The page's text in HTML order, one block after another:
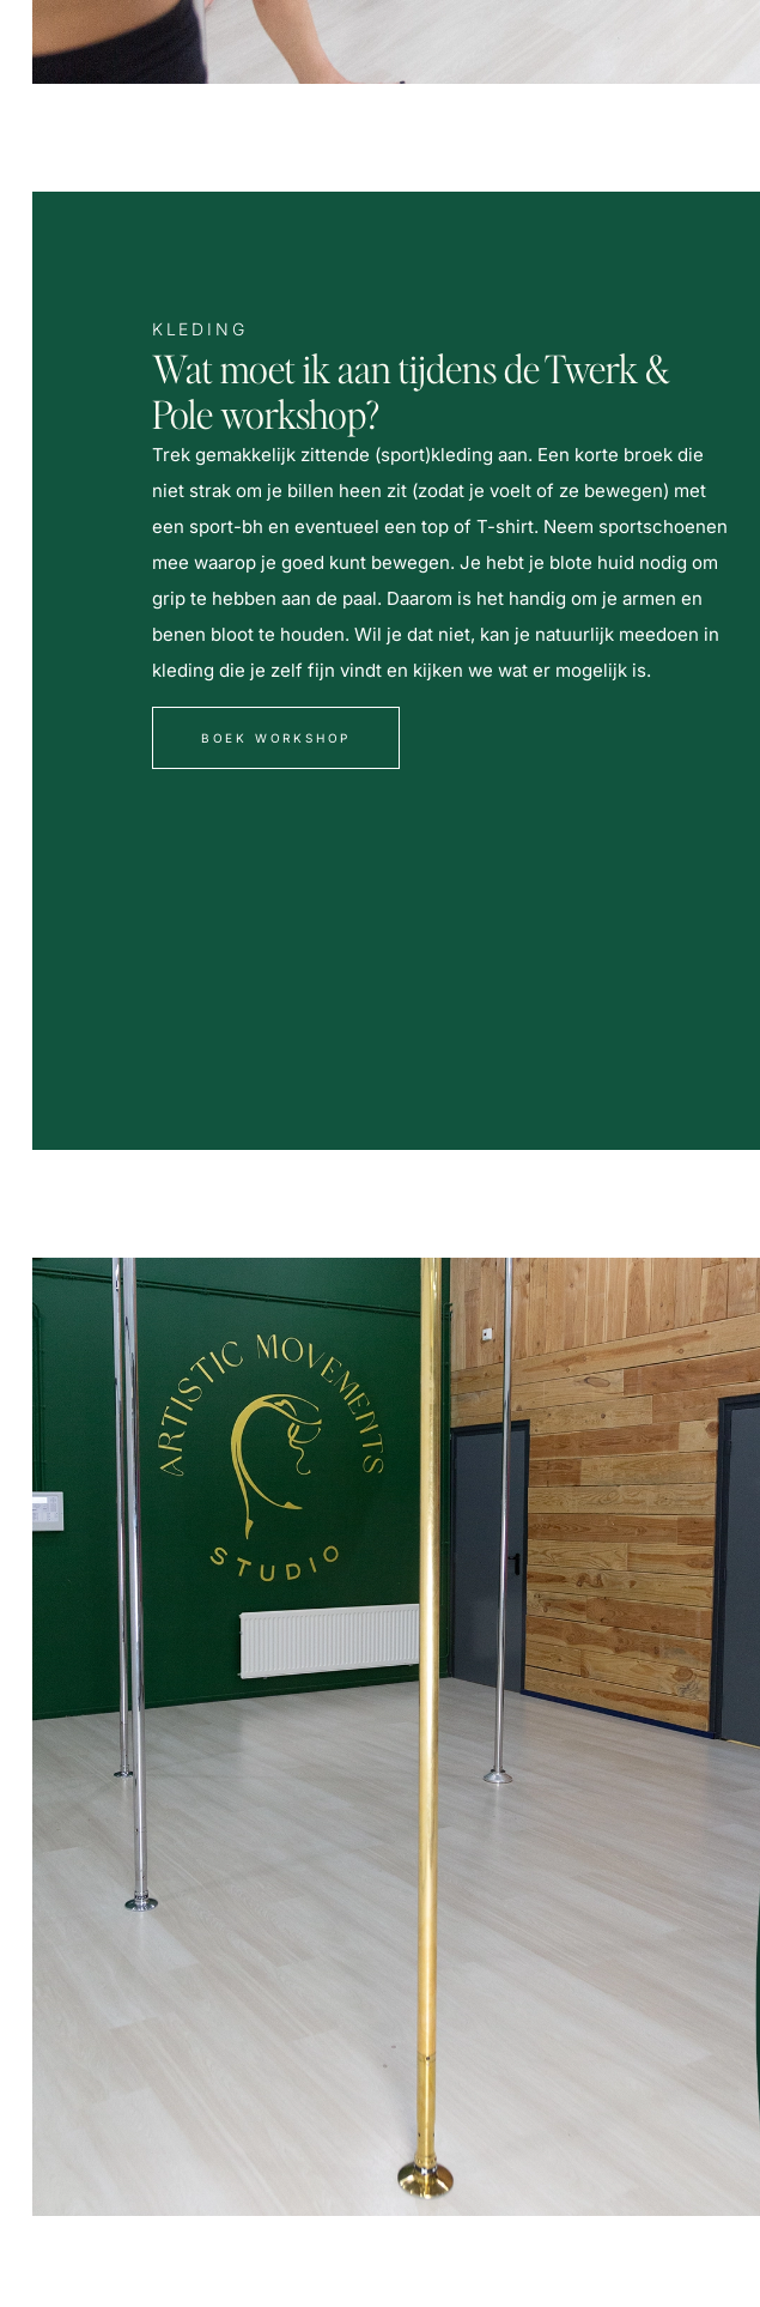
KLEDING
Wat moet ik aan tijdens de Twerk &
Pole workshop?
Trek gemakkelijk zittende (sport)kleding aan. Een korte broek die
niet strak om je billen heen zit (zodat je voelt of ze bewegen) met
een sport-bh en eventueel een top of T-shirt. Neem sportschoenen
mee waarop je goed kunt bewegen. Je hebt je blote huid nodig om
grip te hebben aan de paal. Daarom is het handig om je armen en
benen bloot te houden. Wil je dat niet, kan je natuurlijk meedoen in
kleding die je zelf fijn vindt en kijken we wat er mogelijk is.
BOEK WORKSHOP